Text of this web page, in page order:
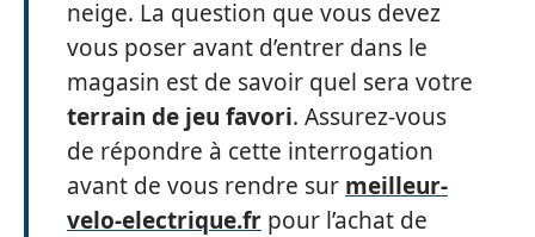
neige. La question que vous devez
vous poser avant d’entrer dans le
magasin est de savoir quel sera votre
terrain de jeu favori. Assurez-vous
de répondre à cette interrogation
avant de vous rendre sur meilleur-
velo-electrique.fr pour l’achat de